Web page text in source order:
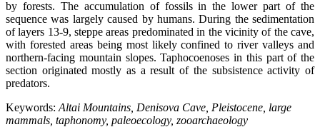
by forests. The accumulation of fossils in the lower part of the
sequence was largely caused by humans. During the sedimentation
of layers 13-9, steppe areas predominated in the vicinity of the cave,
with forested areas being most likely confined to river valleys and
northern-facing mountain slopes. Taphocoenoses in this part of the
section originated mostly as a result of the subsistence activity of
predators.
Keywords: Altai Mountains, Denisova Cave, Pleistocene, large
mammals, taphonomy, paleoecology, zooarchaeology